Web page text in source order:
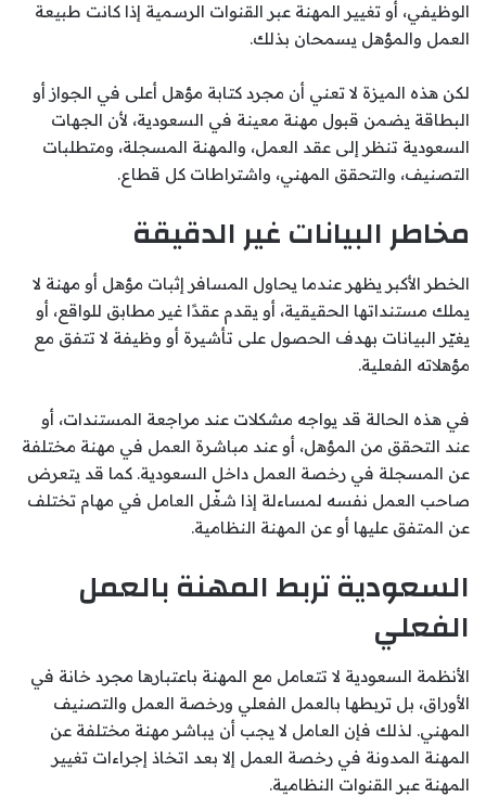
الوظيفي، أو تغيير المهنة عبر القنوات الرسمية إذا كانت طبيعة
العمل والمؤهل يسمحان بذلك.
لكن هذه الميزة لا تعني أن مجرد كتابة مؤهل أعلى في الجواز أو
البطاقة يضمن قبول مهنة معينة في السعودية، لأن الجهات
السعودية تنظر إلى عقد العمل، والمهنة المسجلة، ومتطلبات
التصنيف، والتحقق المهني، واشتراطات كل قطاع.
مخاطر البيانات غير الدقيقة
الخطر الأكبر يظهر عندما يحاول المسافر إثبات مؤهل أو مهنة لا
يملك مستنداتها الحقيقية، أو يقدم عقدًا غير مطابق للواقع، أو
يغيّر البيانات بهدف الحصول على تأشيرة أو وظيفة لا تتفق مع
مؤهلاته الفعلية.
في هذه الحالة قد يواجه مشكلات عند مراجعة المستندات، أو
عند التحقق من المؤهل، أو عند مباشرة العمل في مهنة مختلفة
عن المسجلة في رخصة العمل داخل السعودية. كما قد يتعرض
صاحب العمل نفسه لمساءلة إذا شغّل العامل في مهام تختلف
عن المتفق عليها أو عن المهنة النظامية.
السعودية تربط المهنة بالعمل
الفعلي
الأنظمة السعودية لا تتعامل مع المهنة باعتبارها مجرد خانة في
الأوراق، بل تربطها بالعمل الفعلي ورخصة العمل والتصنيف
المهني. لذلك فإن العامل لا يجب أن يباشر مهنة مختلفة عن
المهنة المدونة في رخصة العمل إلا بعد اتخاذ إجراءات تغيير
المهنة عبر القنوات النظامية.